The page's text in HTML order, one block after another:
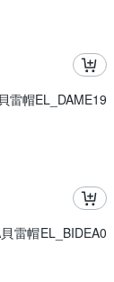
雷帽EL_DAME19
雷帽EL_BIDEA0